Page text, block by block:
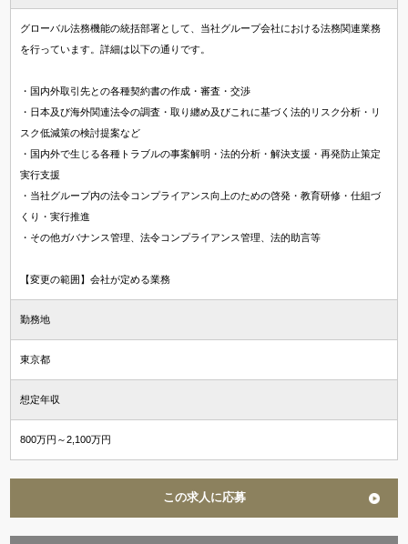
グローバル法務機能の統括部署として、当社グループ会社における法務関連業務
を行っています。詳細は以下の通りです。
・国内外取引先との各種契約書の作成・審査・交渉
・日本及び海外関連法令の調査・取り纏め及びこれに基づく法的リスク分析・リ
スク低減策の検討提案など
・国内外で生じる各種トラブルの事案解明・法的分析・解決支援・再発防止策定
実行支援
・当社グループ内の法令コンプライアンス向上のための啓発・教育研修・仕組づ
くり・実行推進
・その他ガバナンス管理、法令コンプライアンス管理、法的助言等
【変更の範囲】会社が定める業務
勤務地
東京都
想定年収
800万円～2,100万円
この求人に応募